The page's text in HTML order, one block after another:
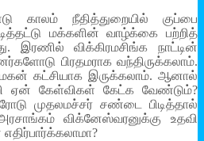
நீதித்துறையில் குப்பை
மக்களின் வாழ்க்கை பற்றித்
இரணில் விக்கிரமசிங்க நாட்டின்
பிரதமராக வந்திருக்கலாம்.
கட்சியாக இருக்கலாம். ஆனால்
ஏன் கேள்விகள் கேட்க வேண்டும்?
முதலமச்சர் சண்டை பிடித்தால்
விக்னேஸ்வரனுக்கு உதவி